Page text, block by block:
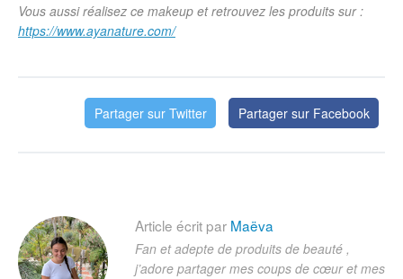
Vous aussi réalisez ce makeup et retrouvez les produits sur :
https://www.ayanature.com/
Partager sur Facebook
Partager sur Twitter
Article écrit par Maëva
Fan et adepte de produits de beauté ,
j’adore partager mes coups de cœur et mes